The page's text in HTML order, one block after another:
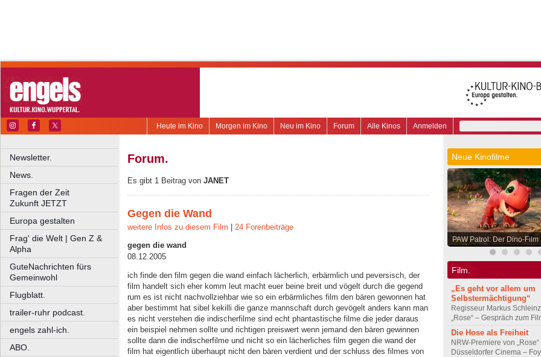
Anmelden
Alle Kinos
Forum
Neu im Kino
Morgen im Kino
Heute im Kino
Newsletter.
News.
Fragen der Zeit
Zukunft JETZT
Europa gestalten
Frag' die Welt | Gen Z &
Alpha
GuteNachrichten fürs
Gemeinwohl
Flugblatt.
trailer-ruhr podcast.
engels zahl-ich.
ABO.
Forum.
Es gibt 1 Beitrag von JANET
Gegen die Wand
weitere Infos zu diesem Film 24 Forenbeiträge
gegen die wand
08.12.2005
ich finde den film gegen die wand einfach lächerlich, erbärmlich und peversisch, der
film handelt sich eher komm leut macht euer beine breit und vögelt durch die gegend
rum es ist nicht nachvollziehbar wie so ein erbärmliches film den bären gewonnen hat
aber bestimmt hat sibel kekilli die ganze mannschaft durch gevögelt anders kann man
es nicht verstehen die indischerfilme sind echt phantastische filme die jeder daraus
ein beispiel nehmen sollte und richtigen preiswert wenn jemand den bären gewinnen
sollte dann die indischerfilme und nicht so ein lächerliches film gegen die wand der
film hat eigentlich überhaupt nicht den bären verdient und der schluss des filmes von
Neue Kinofilme
PAW Patrol: Der Dino-Film
Film.
„Es geht vor allem um
Selbstermächtigung“
Regisseur Markus
„Rose“ – Gespräch zum
Die Hose als Freiheit
NRW-Premiere von „Rose“
Düsseldorfer Cinema –